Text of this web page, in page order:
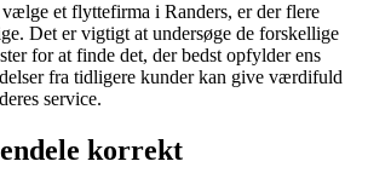
et flyttefirma i Randers, er der flere
Det er vigtigt at undersøge de forskellige
for at finde det, der bedst opfylder ens
fra tidligere kunder kan give værdifuld
service.
korrekt